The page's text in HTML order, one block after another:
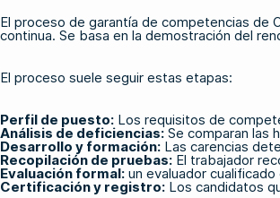
El proceso de garantía de competencias de
continua. Se basa en la demostración del
El proceso suele seguir estas etapas:
Perfil de puesto: Los requisitos de
Análisis de deficiencias: Se comparan las
Desarrollo y formación: Las carencias
Recopilación de pruebas: El trabajador
Evaluación formal: un evaluador
Certificación y registro: Los candidatos